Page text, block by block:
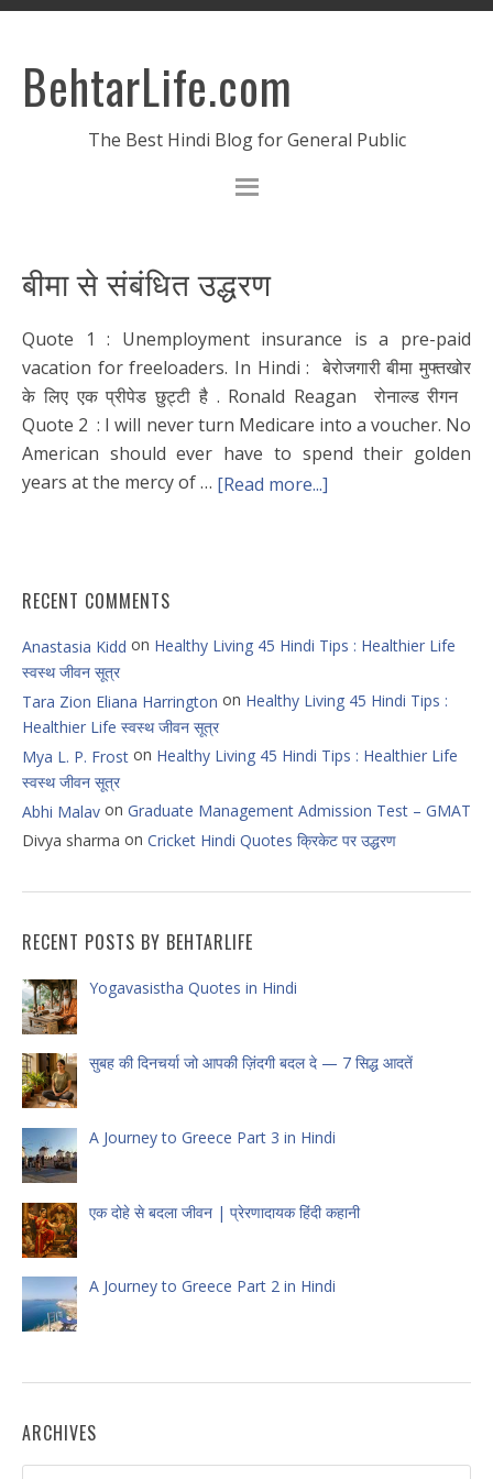
BehtarLife.com
The Best Hindi Blog for General Public
बीमा से संबंधित उद्धरण
Quote 1 : Unemployment insurance is a pre-paid
vacation for freeloaders. In Hindi : बेरोजगारी बीमा मुफ्तखोर
के लिए एक प्रीपेड छुट्टी है . Ronald Reagan रोनाल्ड रीगन
Quote 2 : I will never turn Medicare into a voucher. No
American should ever have to spend their golden
years at the mercy of … [Read more...]
RECENT COMMENTS
Anastasia Kidd on Healthy Living 45 Hindi Tips : Healthier Life
स्वस्थ जीवन सूत्र
Tara Zion Eliana Harrington on Healthy Living 45 Hindi Tips :
Healthier Life स्वस्थ जीवन सूत्र
Mya L. P. Frost on Healthy Living 45 Hindi Tips : Healthier Life
स्वस्थ जीवन सूत्र
Abhi Malav on Graduate Management Admission Test – GMAT
Divya sharma on Cricket Hindi Quotes क्रिकेट पर उद्धरण
RECENT POSTS BY BEHTARLIFE
Yogavasistha Quotes in Hindi
सुबह की दिनचर्या जो आपकी ज़िंदगी बदल दे — 7 सिद्ध आदतें
A Journey to Greece Part 3 in Hindi
एक दोहे से बदला जीवन | प्रेरणादायक हिंदी कहानी
A Journey to Greece Part 2 in Hindi
ARCHIVES